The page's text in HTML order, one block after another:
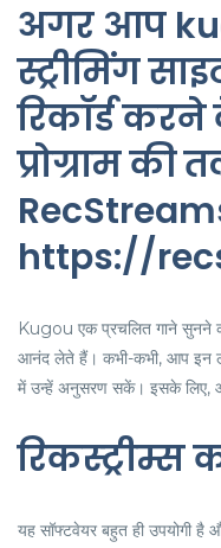
अगर आप
स्ट्रीमिंग
रिकॉर्ड करने
प्रोग्राम की
https://
Kugou एक प्रचलित गाने सुनने
आनंद लेते हैं। कभी-कभी, आप इन
में उन्हें अनुसरण सकें। इसके लिए,
यह सॉफ्टवेयर बहुत ही उपयोगी है